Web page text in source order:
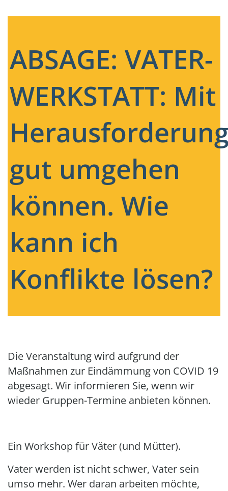
ABSAGE: VATER-
WERKSTATT: Mit
gut umgehen
können. Wie
kann ich
Konflikte lösen?
Die Veranstaltung wird aufgrund der
Maßnahmen zur Eindämmung von COVID 19
abgesagt. Wir informieren Sie, wenn wir
wieder Gruppen-Termine anbieten können.
Ein Workshop für Väter (und Mütter).
Vater werden ist nicht schwer, Vater sein
umso mehr. Wer daran arbeiten möchte,